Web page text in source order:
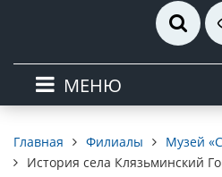
МЕНЮ
Главная Филиалы
Музей
История села Клязьминский